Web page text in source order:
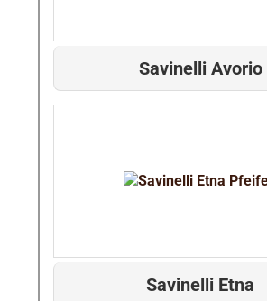
Savinelli Avorio
Savinelli Etna